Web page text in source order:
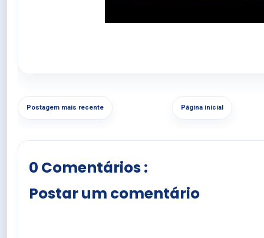
Postagem mais recente Página inicial
0 Comentários :
Postar um comentário